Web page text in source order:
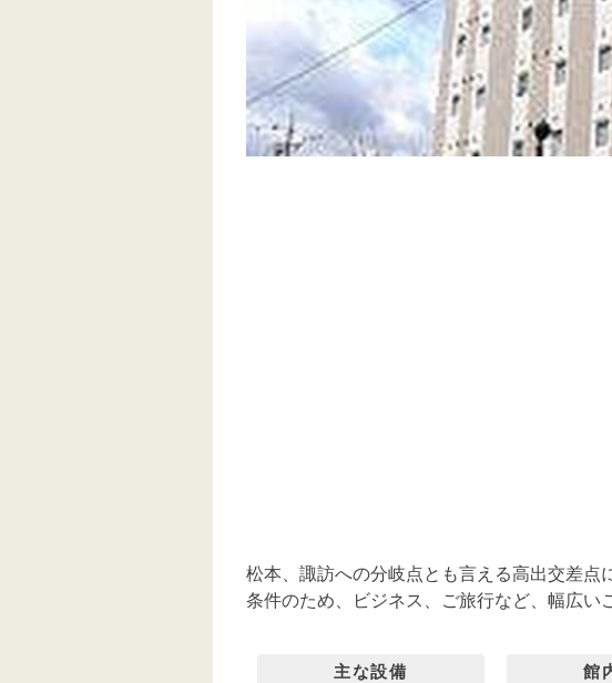
松本、諏訪への分岐点とも言える高出交差
条件のため、ビジネス、ご旅行など、幅広い
主な設備 館